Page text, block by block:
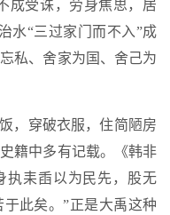
成受诛，劳身焦思，居
水“三过家门而不入”成
私、舍家为国、舍己为
，穿破衣服，住简陋房
籍中多有记载。《韩非
执耒臿以为民先，股无
此矣。”正是大禹这种